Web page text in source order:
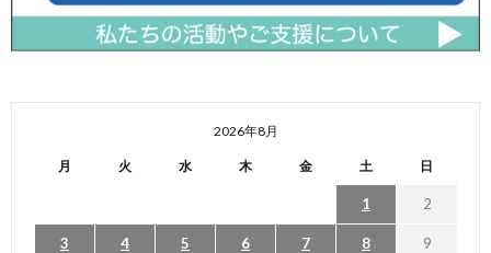
2026年8月
月 火 水 木 金 土 日
1 2
3 4 5 6 7 8 9